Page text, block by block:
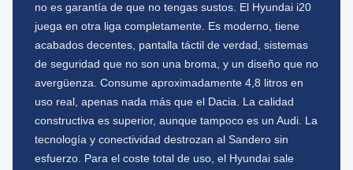
no es garantía de que no tengas sustos. El Hyundai i20
juega en otra liga completamente. Es moderno, tiene
acabados decentes, pantalla táctil de verdad, sistemas
de seguridad que no son una broma, y un diseño que no
avergüenza. Consume aproximadamente 4,8 litros en
uso real, apenas nada más que el Dacia. La calidad
constructiva es superior, aunque tampoco es un Audi. La
tecnología y conectividad destrozan al Sandero sin
esfuerzo. Para el coste total de uso, el Hyundai sale